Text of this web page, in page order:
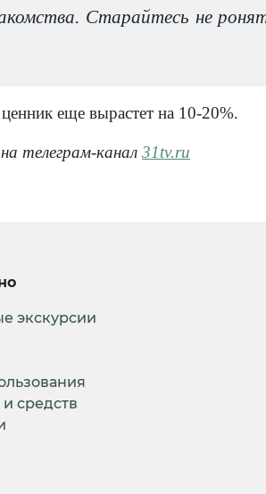
Старайтесь не
еще вырастет на 10-20%.
телеграм-канал31tv.ru
экскурсии
средств